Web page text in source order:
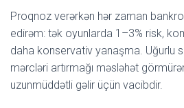
Proqnoz verərkən hər zaman
edirəm: tək oyunlarda 1–3% risk,
daha konservativ yanaşma. Uğurlu
mərcləri artırmağı məsləhət
uzunmüddətli gəlir üçün vacibdir.